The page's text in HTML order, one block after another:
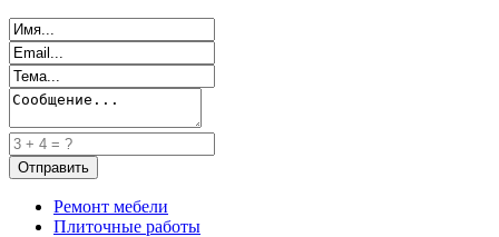
Ремонт мебели
Плиточные работы